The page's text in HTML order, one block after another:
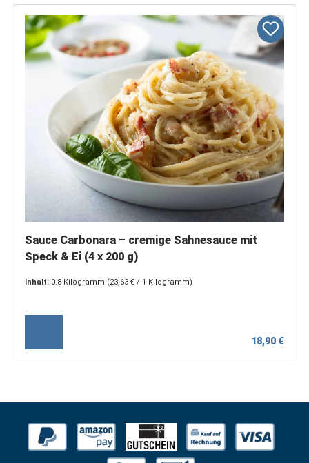
Sauce Carbonara – cremige Sahnesauce mit
Speck & Ei (4 x 200 g)
Inhalt: 0.8 Kilogramm (23,63 € / 1 Kilogramm)
18,90 €